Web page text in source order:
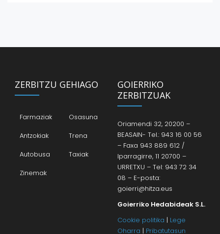
ZERBITZU GEHIAGO
Farmaziak
Osasuna
Antzokiak
Trena
Autobusa
Taxiak
Zinemak
GOIERRIKO
ZERBITZUAK
Oriamendi 32, 20200 –
BEASAIN- Tel.: 943 16 00 56
– Faxa 943 889 612 /
Iparragirre, 11 20700 –
URRETXU – Tel: 943 72 34
08 – E-posta:
goierri@hitza.eus
Goierriko Hedabideak S.L.
Cookie politika | Lege
Oharra | Pribatutasun